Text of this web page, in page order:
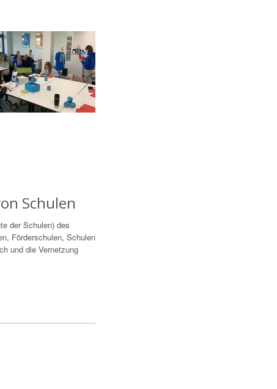
Schulen
der Schulen) des
Förderschulen, Schulen
und die Vernetzung